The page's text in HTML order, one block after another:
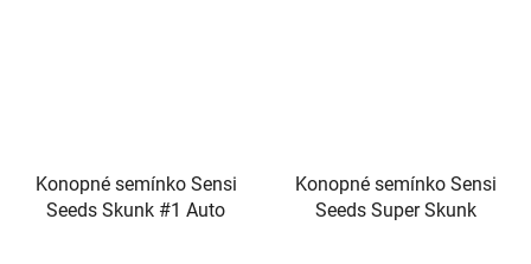
Konopné semínko Sensi
Seeds Skunk #1 Auto
Konopné semínko Sensi
Seeds Super Skunk